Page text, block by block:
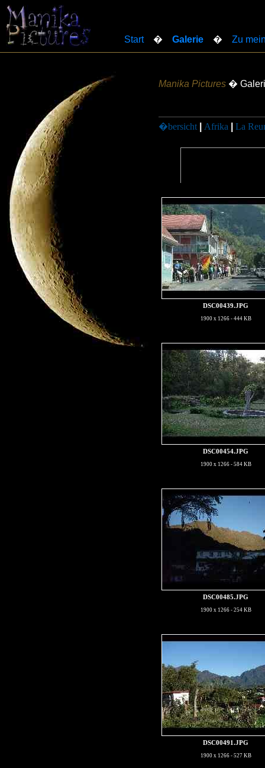
Start� Galerie � Zu
Manika Pictures �
�bersicht Afrika La
DSC00439.JPG
1900 x 1266 - 444 KB
DSC00454.JPG
1900 x 1266 - 584 KB
DSC00485.JPG
1900 x 1266 - 254 KB
DSC00491.JPG
1900 x 1266 - 527 KB